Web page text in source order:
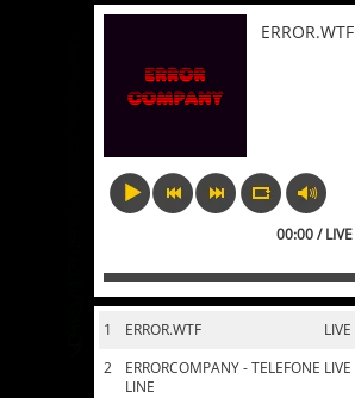
ERROR.WTF
00:00 / LIVE
1 LIVE
ERROR.WTF
2
LIVE
ERRORCOMPANY - TELEFONE
LINE